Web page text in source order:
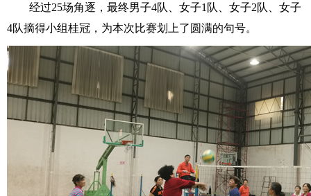
经过25场角逐，最终男子4队、女子1队、女子2队、女子
4队摘得小组桂冠，为本次比赛划上了圆满的句号。